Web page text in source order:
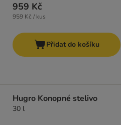
959 Kč
959 Kč / kus
Přidat do košíku
Hugro Konopné stelivo
30 l